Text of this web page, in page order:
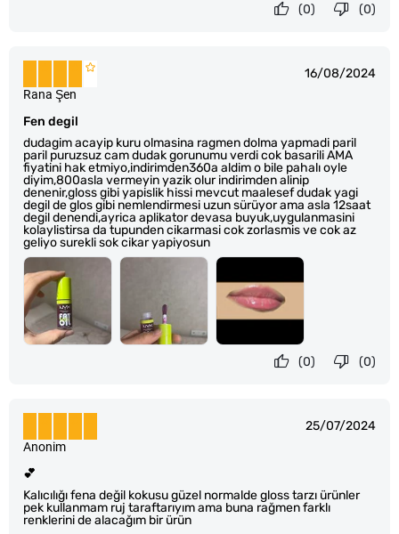
(0)
(0)
16/08/2024
Fen degil
dudagim acayip kuru olmasina ragmen dolma yapmadi paril
paril puruzsuz cam dudak gorunumu verdi cok basarili AMA
fiyatini hak etmiyo,indirimden360a aldim o bile pahalı oyle
diyim,800asla vermeyin yazik olur indirimden alinip
denenir,gloss gibi yapislik hissi mevcut maalesef dudak yagi
degil de glos gibi nemlendirmesi uzun sürüyor ama asla 12saat
degil denendi,ayrica aplikator devasa buyuk,uygulanmasini
kolaylistirsa da tupunden cikarmasi cok zorlasmis ve cok az
geliyo surekli sok cikar yapiyosun
Rana Şen
(0)
(0)
25/07/2024
💕
Kalıcılığı fena değil kokusu güzel normalde gloss tarzı ürünler
pek kullanmam ruj taraftarıyım ama buna rağmen farklı
renklerini de alacağım bir ürün
Anonim